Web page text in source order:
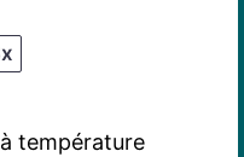
température